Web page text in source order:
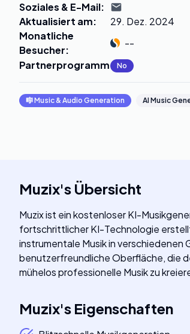
Soziales & E-Mail:
Aktualisiert am:
29. Dez. 2024
Monatliche
Besucher:
--
Partnerprogramm: No
🎼Music & Audio Generation AI Music
Muzix's Übersicht
Muzix ist ein kostenloser KI-
fortschrittlicher KI-Technologie
instrumentale Musik in
benutzerfreundliche Oberfläche, die
mühelos professionelle Musik zu
Muzix's Eigenschaften